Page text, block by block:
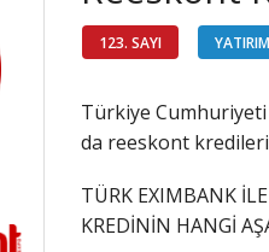
123. SAYI YATIRIM
Türkiye Cumhuriyeti
da reeskont
TÜRK EXIMBANK
KREDİNİN HANGİ